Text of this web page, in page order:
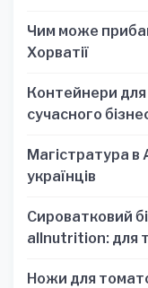
Чим може
Хорватії
Контейнери для
сучасного
Магістратура в
українців
Сироватковий
allnutrition: для
Ножи для